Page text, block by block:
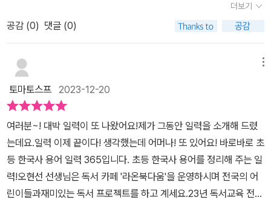
용어는 우리가 역사에 가까이 다가가는 것을 힘들게 만든다. 한자어
는 물론이고 역사적 배경 지식이 필요한 경우가 많아 역사에 대한 용
어를 따로 공부하면 좋겠다는 생각을 많이 했다. 그런데 작가님의 나
의 이 마음을 딱 아셨나보다. 내가 찾던 그런 책을 따악!! 만들어주셨
다.그것도 너무나도 멋진 일력으로 말이다. ✔ 1월 역사 기초 용어✔
2월 선사 시대 ✔ 3월 고구려 백제 ✔ 4월 신라 통일 신라 ✔ 5월 역
사 기초 용어 ✔ 6월 가야 발해 후삼국 ✔ 7월 고려 ✔ 8월 조선 전기
✔ 9월 역사 기초 용어✔ 10월 조선 후기 ✔ 11월 대한 제국 일제 강
점기 ✔ 12월 대한민국 1월부터 12월까지 역사의 흐름에 따라 용어를
정리해서 담아냈다. 용어 아래 한자가 있어 어려운 용어를 더 쉽게 이
해할 수 있게 했다. 그리고 밑에는 전날 용어에 대한 퀴즈가 있어 복습
더보기
공감 (0) 댓글 (0)
토마토스프 2023-12-20
여러분~! 대박 일력이 또 나왔어요!제가 그동안 일력을 소개해 드렸
는데요.일력 이제 끝이다! 생각했는데 어머나! 또 있어요! 바로바로 초
등 한국사 용어 일력 365입니다. 초등 한국사 용어를 정리해 주는 일
력!오현선 선생님은 독서 카페 '라온북다움'을 운영하시며 전국의 어
린이들과재미있는 독서 프로젝트를 하고 계세요.23년 독서교육 전문